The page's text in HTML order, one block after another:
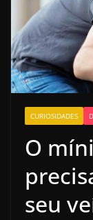
CURIOSIDADES
O
seu